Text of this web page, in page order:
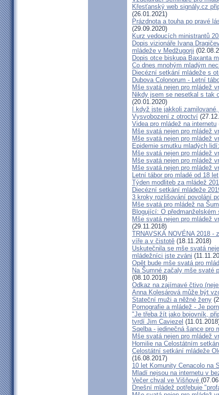
Křesťanský web signály.cz
(26.01.2021)
Prázdnota a touha po pravé
(29.09.2020)
Kurz vedoucích ministrantů
Dopis vizionáře Ivana
mládeže v Medžugorji
Dopis otce biskupa Baxanta
Co dnes mnohým mladým
Diecézní setkání mládeže s
Dubova Colonorum - Letní
Mše svatá nejen pro mládež
Nikdy jsem se nesetkal s tak
(20.01.2020)
I když jste jakkoli
Vysvobození z otroctví
Videa pro mládež na internetu
Mše svatá nejen pro mládež
Mše svatá nejen pro mládež
Epidemie smutku mladých
Mše svatá nejen pro mládež
Mše svatá nejen pro mládež
Mše svatá nejen pro mládež
Letní tábor pro mladé od 18 let
Týden modliteb za mládež
Diecézní setkání mládeže
3 kroky rozlišování povolání
Mše svatá pro mládež na
Blogující: O předmanželském
Mše svatá nejen pro mládež
(29.11.2018)
TRNAVSKÁ NOVÉNA 2018 -
víře a v čistotě (18.11.2018)
Uskutečnila se mše svatá
mládežníci jste zváni
Opět bude mše svatá pro
Na Šumné začaly mše svaté
(08.10.2018)
Odkaz na zajímavé čtivo
Anna Kolesárová může být
Stateční muži a něžné ženy
Pornografie a mládež - Je
"Je třeba žít jako bojovník,
tvrdí Jim Caviezel
Sqelba - jedinečná šance pro
Mše svatá nejen pro mládež
Homilie na Celostátním
Celostátní setkání mládeže
(16.08.2017)
10 let Komunity Cenacolo na
Mladí nejsou na internetu v
Večer chval ve Višňové
Dnešní mládež potřebuje